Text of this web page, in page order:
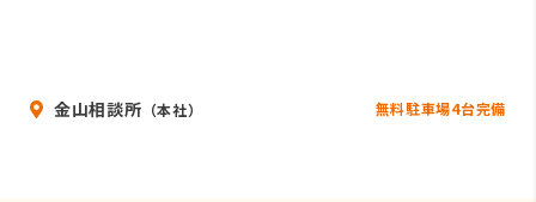
金山相談所 （本社） 無料駐車場4台完備